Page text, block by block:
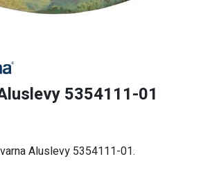
5354111-01
Aluslevy 5354111-01.